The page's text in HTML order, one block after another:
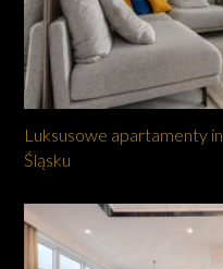
Luksusowe apartamenty
Śląsku